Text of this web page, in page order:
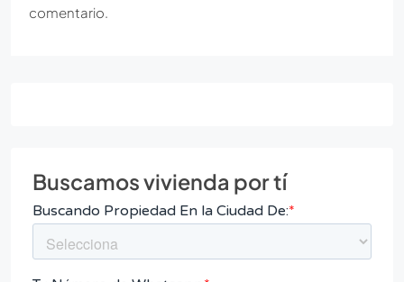
comentario.
Buscamos vivienda por tí